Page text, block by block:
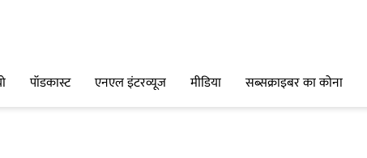
पॉडकास्ट एनएल इंटरव्यूज मीडिया सब्सक्राइबर का कोना